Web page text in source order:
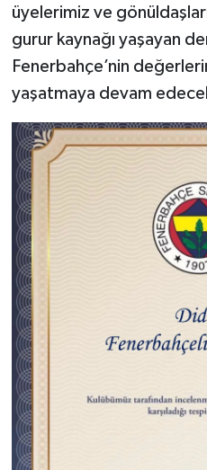
üyelerimiz ve
gurur kaynağı yaşayan
Fenerbahçe’nin
yaşatmaya devam